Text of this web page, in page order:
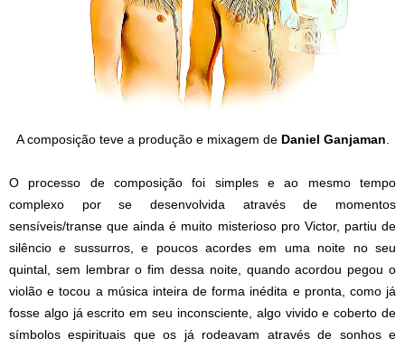
A composição teve a produção e mixagem de Daniel Ganjaman
O processo de composição foi simples e ao mesmo tempo
complexo por se desenvolvida através de momentos
sensíveis/transe que ainda é muito misterioso pro Victor, partiu de
silêncio e sussurros, e poucos acordes em uma noite no seu
quintal, sem lembrar o fim dessa noite, quando acordou pegou o
violão e tocou a música inteira de forma inédita e pronta, como já
fosse algo já escrito em seu inconsciente, algo vivido e coberto de
símbolos espirituais que os já rodeavam através de sonhos e